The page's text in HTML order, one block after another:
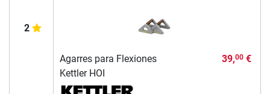
2
Agarres para Flexiones
Kettler HOI
39,00€